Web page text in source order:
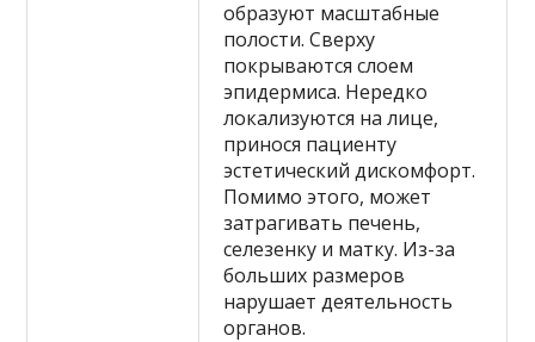
образуют масштабные
полости. Сверху
покрываются слоем
эпидермиса. Нередко
локализуются на лице,
принося пациенту
эстетический дискомфорт.
Помимо этого, может
затрагивать печень,
селезенку и матку. Из-за
больших размеров
нарушает деятельность
органов.